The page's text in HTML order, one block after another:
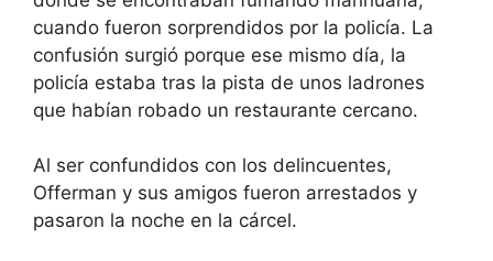
cuando fueron sorprendidos por la policía. La
confusión surgió porque ese mismo día, la
policía estaba tras la pista de unos ladrones
que habían robado un restaurante cercano.
Al ser confundidos con los delincuentes,
Offerman y sus amigos fueron arrestados y
pasaron la noche en la cárcel.